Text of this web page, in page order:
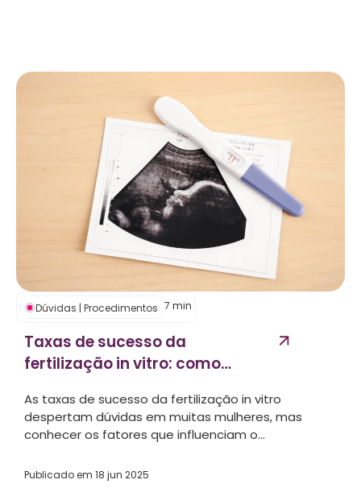
Dúvidas | Procedimentos 7 min
Taxas de sucesso da
fertilização in vitro: como
As taxas de sucesso da fertilização in vitro
despertam dúvidas em muitas mulheres, mas
conhecer os fatores que influenciam o...
Publicado em 18 jun 2025